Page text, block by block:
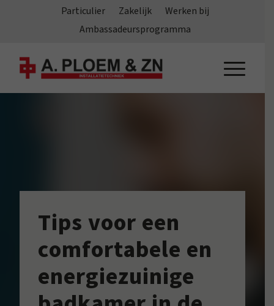
Particulier Zakelijk
Werken bij
Ambassadeursprogramma
Tips voor een
comfortabele en
energiezuinige